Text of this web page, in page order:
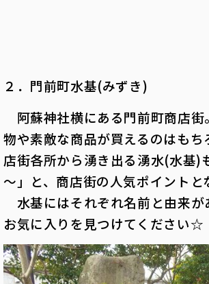
２．門前町水基(みずき)
阿蘇神社横にある門前町商店街
物や素敵な商品が買えるのはもち
店街各所から湧き出る湧水(水基)
～」と、商店街の人気ポイントと
水基にはそれぞれ名前と由来が
お気に入りを見つけてください☆